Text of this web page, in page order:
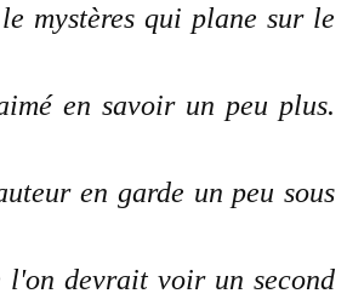
mystères qui plane sur le
en savoir un peu plus.
en garde un peu sous
l'on devrait voir un second